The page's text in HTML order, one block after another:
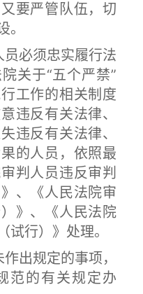
要严管队伍，切
员必须忠实履行法
关于“五个严禁”
工作的相关制度
违反有关法律、
违反有关法律、
的人员，依照最
判人员违反审判
、《人民法院审
》、《人民法院
试行）》处理。
出规定的事项，
范的有关规定办